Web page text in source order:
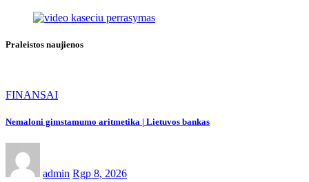
Praleistos naujienos
FINANSAI
Nemaloni gimstamumo aritmetika | Lietuvos bankas
admin Rgp 8, 2026